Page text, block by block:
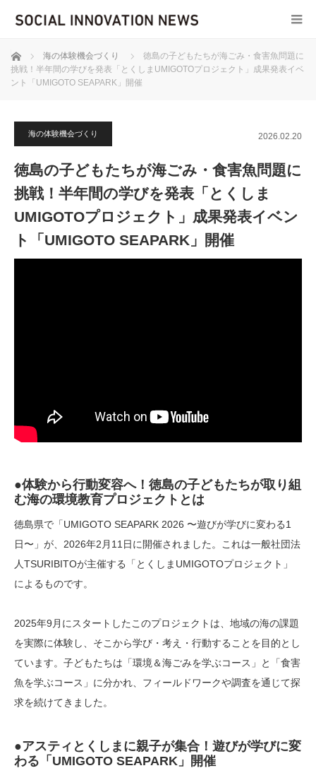
ホーム 海の体験機会づくり
徳島の子どもたちが海ごみ・食害魚問題に
挑戦！半年間の学びを発表「とくしまUMIGOTOプロジェクト」成果発表イベ
ント「UMIGOTO SEAPARK」開催
海の体験機会づくり 2026.02.20
徳島の子どもたちが海ごみ・食害魚問題に
挑戦！半年間の学びを発表「とくしま
UMIGOTOプロジェクト」成果発表イベン
ト「UMIGOTO SEAPARK」開催
●体験から行動変容へ！徳島の子どもたちが取り組
む海の環境教育プロジェクトとは
徳島県で「UMIGOTO SEAPARK 2026 〜遊びが学びに変わる1
日〜」が、2026年2月11日に開催されました。これは一般社団法
人TSURIBITOが主催する「とくしまUMIGOTOプロジェクト」
によるものです。
2025年9月にスタートしたこのプロジェクトは、地域の海の課題
を実際に体験し、そこから学び・考え・行動することを目的とし
ています。子どもたちは「環境＆海ごみを学ぶコース」と「食害
魚を学ぶコース」に分かれ、フィールドワークや調査を通じて探
求を続けてきました。
●アスティとくしまに親子が集合！遊びが学びに変
わる「UMIGOTO SEAPARK」開催